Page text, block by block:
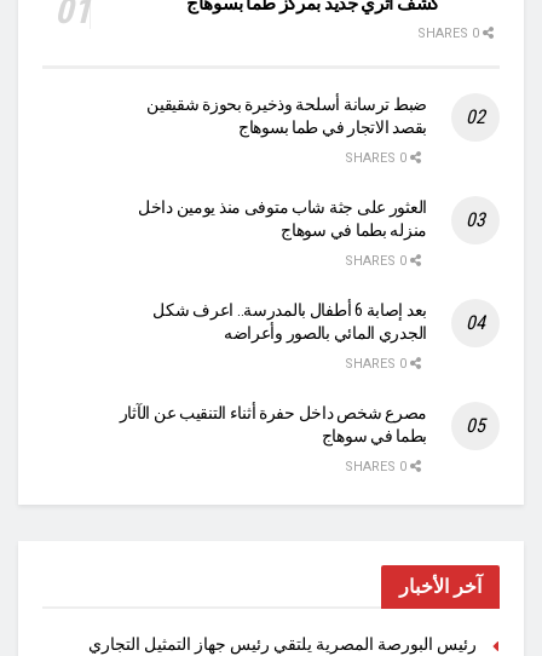
ضبط ترسانة أسلحة وذخيرة بحوزة شقيقين
بقصد الاتجار في طما بسوهاج
العثور على جثة شاب متوفى منذ يومين داخل
منزله بطما في سوهاج
بعد إصابة 6 أطفال بالمدرسة.. اعرف شكل
الجدري المائي بالصور وأعراضه
مصرع شخص داخل حفرة أثناء التنقيب عن الآثار
بطما في سوهاج
آخر الأخبار
رئيس البورصة المصرية يلتقي رئيس جهاز التمثيل التجاري